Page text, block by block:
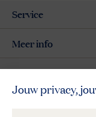
Service
Meer info
Meer Landal